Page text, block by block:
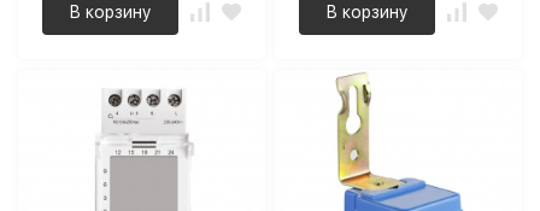
В корзину В корзину